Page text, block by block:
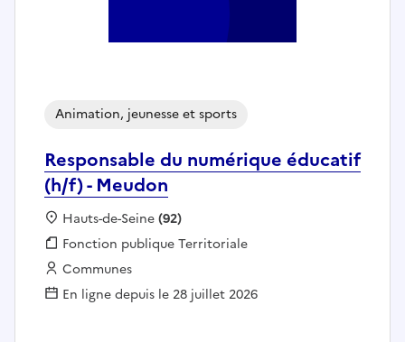
Responsable du numérique éducatif
(h/f) - Meudon
Animation, jeunesse et sports
Localisation :
Hauts-de-Seine(92)
Fonction publique :
Fonction publique Territoriale
Employeur :
Communes
En ligne depuis le 28 juillet 2026